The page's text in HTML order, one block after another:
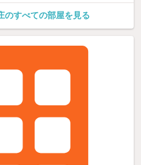
のすべての部屋を見る